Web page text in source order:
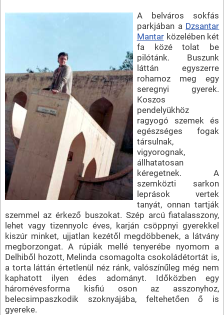
A belváros sokfás
parkjában a Dzsantar
Mantarközelében két
fa közé tolat be
pilótánk. Buszunk
láttán egyszerre
rohamoz meg egy
seregnyi gyerek.
Koszos
pendelyükhöz
ragyogó szemek és
egészséges fogak
társulnak,
vigyorognak,
állhatatosan
kéregetnek. A
szemközti sarkon
leprások vertek
tanyát, onnan tartják
szemmel az érkező buszokat. Szép arcú fiatalasszony,
lehet vagy tizennyolc éves, karján csöppnyi gyerekkel
kiszúr minket, ujjatlan kezétől megdöbbenek, a látvány
megborzongat. A rúpiák mellé tenyerébe nyomom a
Delhiből hozott, Melinda csomagolta csokoládétortát is,
a torta láttán értetlenül néz ránk, valószínűleg még nem
kaphatott ilyen édes adományt. Időközben egy
háromévesforma kisfiú oson az asszonyhoz,
belecsimpaszkodik szoknyájába, feltehetően ő is
gyereke.